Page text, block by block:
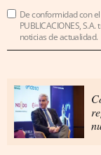
De conformidad con el
PUBLICACIONES,
noticias de actualidad.